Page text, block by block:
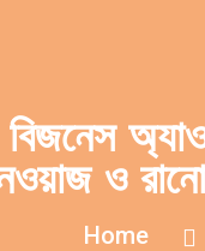
ও
Home